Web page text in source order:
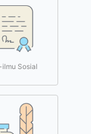
ilmu Sosial